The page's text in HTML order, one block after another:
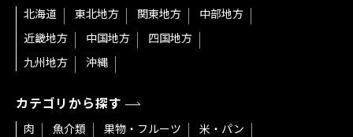
北海道 東北地方 関東地方
中部地方
近畿地方
中国地方
四国地方
九州地方
沖縄
カテゴリから探す
肉 魚介類 果物・フルーツ
米・パン